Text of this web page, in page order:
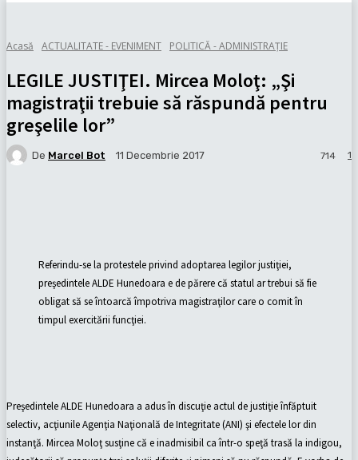
Acasă ACTUALITATE - EVENIMENT POLITICĂ - ADMINISTRAȚIE
LEGILE JUSTIŢEI. Mircea Moloţ: „Şi
magistraţii trebuie să răspundă pentru
greşelile lor”
De Marcel Bot 11 Decembrie 2017 1
714
Referindu-se la protestele privind adoptarea legilor justiţiei,
preşedintele ALDE Hunedoara e de părere că statul ar trebui să fie
obligat să se întoarcă împotriva magistraţilor care o comit în
timpul exercitării funcţiei.
Preşedintele ALDE Hunedoara a adus în discuţie actul de justiţie înfăptuit
selectiv, acţiunile Agenţia Naţională de Integritate (ANI) şi efectele lor din
instanţă. Mircea Moloţ susţine că e inadmisibil ca într-o speţă trasă la indigou,